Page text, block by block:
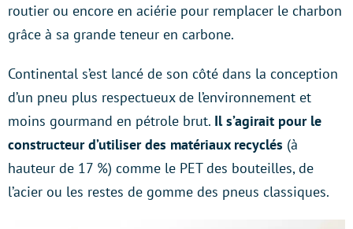
routier ou encore en aciérie pour remplacer le charbon
grâce à sa grande teneur en carbone.
Continental s’est lancé de son côté dans la conception
d’un pneu plus respectueux de l’environnement et
moins gourmand en pétrole brut. Il s’agirait pour le
constructeur d’utiliser des matériaux recyclés (à
hauteur de 17 %) comme le PET des bouteilles, de
l’acier ou les restes de gomme des pneus classiques.